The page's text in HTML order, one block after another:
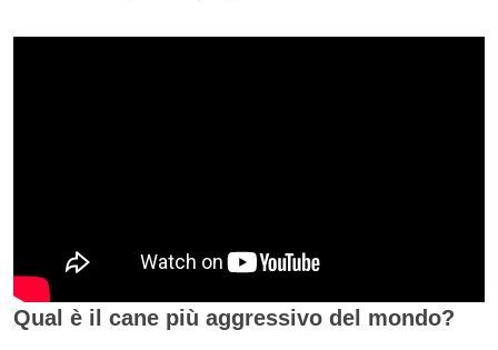
Qual è il cane più aggressivo del mondo?